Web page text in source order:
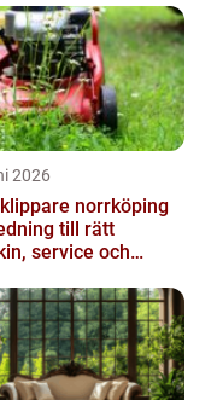
2026
norrköping
till rätt
service och